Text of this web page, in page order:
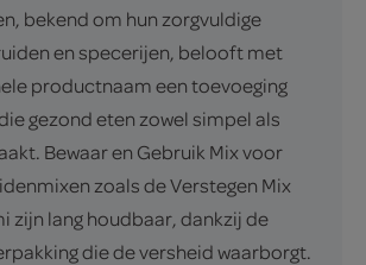
bekend om hun zorgvuldige
en specerijen, belooft met
productnaam een toevoeging
gezond eten zowel simpel als
Bewaar en Gebruik Mix voor
zoals de Verstegen Mix
zijn lang houdbaar, dankzij de
die de versheid waarborgt.